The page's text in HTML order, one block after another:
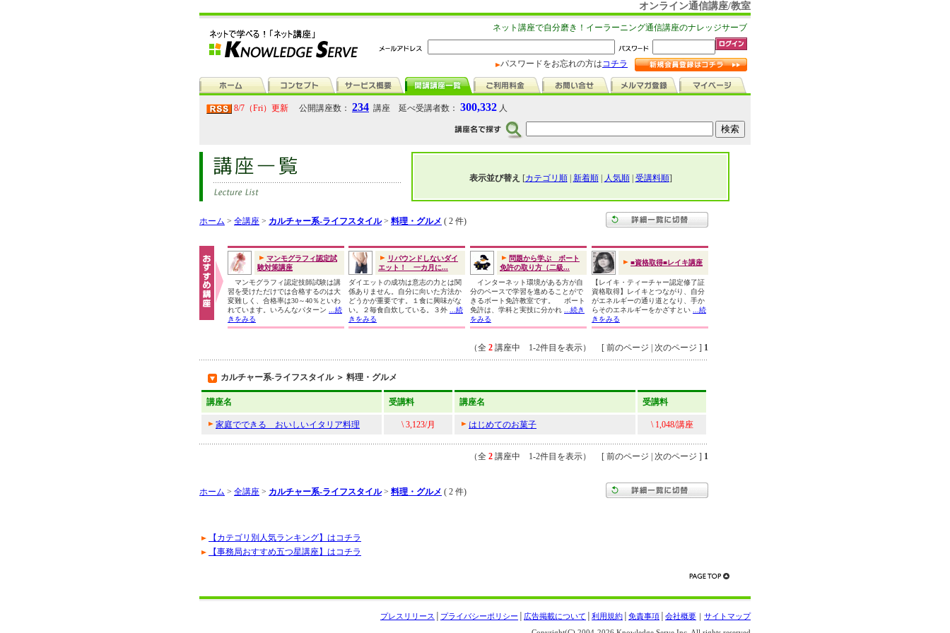
オンライン通信講座/教室
ネット講座で自分磨き！イーラーニング通信講座のナレッジサーブ
パスワードをお忘れの方はコチラ
8/7（Fri）更新 公開講座数： 234 講座 延べ受講者数： 300,332 人
表示並び替え [カテゴリ順| 新着順| 人気順| 受講料順]
ホーム > 全講座 > カルチャー系-ライフスタイル> 料理・グルメ ( 2 件)
マンモグラフィ認定試
験対策講座
マンモグラフィ認定技師試験は講
習を受けただけでは合格するのは大
変難しく、合格率は30～40％といわ
れています。いろんなパターン
...続
きをみる
リバウンドしないダイ
エット！ 一カ月に...
ダイエットの成功は意志の力とは関
係ありません。自分に向いた方法か
どうかが重要です。１食に興味がな
い。２毎食自炊している。３外
...続
きをみる
問題から学ぶ ボート
免許の取り方（二級...
インターネット環境がある方が自
分のペースで学習を進めることがで
きるボート免許教室です。 ボート
免許は、学科と実技に分かれ
...続き
をみる
■資格取得■レイキ講座
【レイキ・ティーチャー認定修了証
資格取得】レイキとつながり、自分
がエネルギーの通り道となり、手か
らそのエネルギーをかざすとい
...続
きをみる
（全 2 講座中 1-2件目を表示） [ 前のページ | 次のページ ] 1
カルチャー系-ライフスタイル ＞ 料理・グルメ
講座名 受講料 講座名 受講料
家庭でできる おいしいイタリア料理 \ 3,123/月 はじめてのお菓子 \ 1,048/講座
（全 2 講座中 1-2件目を表示） [ 前のページ | 次のページ ] 1
ホーム > 全講座 > カルチャー系-ライフスタイル> 料理・グルメ ( 2 件)
【カテゴリ別人気ランキング】はコチラ
【事務局おすすめ五つ星講座】はコチラ
サイトマップ
会社概要 ｜
免責事項
利用規約
広告掲載について
プライバシーポリシー
プレスリリース